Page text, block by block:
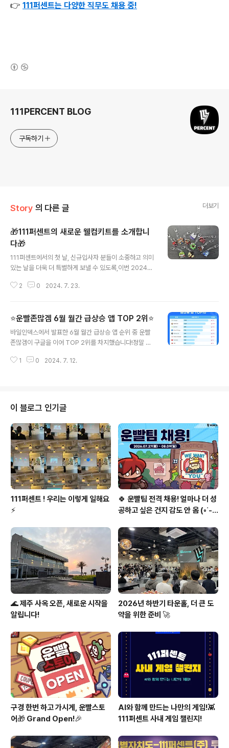
👉 111퍼센트는 다양한 직무도 채용 중!
111PERCENT BLOG
구독하기
Story 의 다른 글 더보기
🎁111퍼센트의 새로운 웰컴키트를 소개합니
다🎁
111퍼센트에서의 첫 날, 신규입사자 분들이 소중하고 의미
있는 날을 더욱 더 특별하게 보낼 수 있도록,이번 2024년
키트에는 아래와 같은 것들을 담으려 노력했어요. 💡 실용
한 환영 (111퍼센트라는 멋진 성으로 모두 모여주세
요!) 💡 밝은 분위기 💡 + 111퍼센트 식 재미 요소 (랜덤
다이스, 운빨존많겜 회사 아니랄까봐 😎... Random 요소
은 111퍼센트의 새로운 웰컴키트를 소개합니다! 👇 구성품
2 0 2024. 7. 23.
⭐운빨존많겜 6월 월간 급상승 앱 TOP 2위⭐
바일인덱스에서 발표한 6월 월간 급상승 앱 순위 중 운빨
존많겜이 구글을 이어 TOP 2위를 차지했습니다!정말 유
를!🤭많은 사랑과 관심에 감사드립니다❤️❤️❤️🔮 오직 운
1 0 2024. 7. 12.
이 블로그 인기글
111퍼센트 ! 우리는 이렇게 일해요
⚡
🍀 운빨팀 전격 채용! 얼마나 더 성
공하고 싶은 건지 감도 안 옴 (◦︎˙-˙
🌊 제주 사옥 오픈, 새로운 시작을
알립니다!
2026년 하반기 타운홀, 더 큰 도
약을 위한 준비 🚀
구경 한번 하고 가시게, 운빨스토
어🎁 Grand Open!🎉
AI와 함께 만드는 나만의 게임!👾
111퍼센트 사내 게임 챌린지!